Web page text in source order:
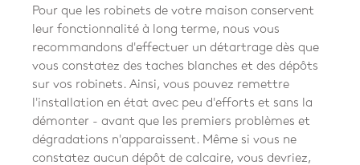
Pour que les robinets de votre maison conservent
leur fonctionnalité à long terme, nous vous
recommandons d'effectuer un détartrage dès que
vous constatez des taches blanches et des dépôts
sur vos robinets. Ainsi, vous pouvez remettre
l'installation en état avec peu d'efforts et sans la
démonter - avant que les premiers problèmes et
dégradations n'apparaissent. Même si vous ne
constatez aucun dépôt de calcaire, vous devriez,